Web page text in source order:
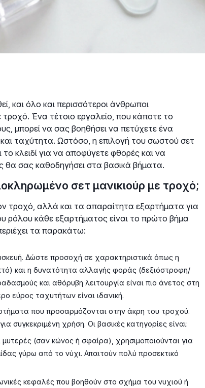
και όλο και περισσότεροι άνθρωποι
Ένα τέτοιο εργαλείο, που κάποτε το
μπορεί να σας βοηθήσει να πετύχετε ένα
ταχύτητα. Ωστόσο, η επιλογή του σωστού σετ
κλειδί για να αποφύγετε φθορές και να
θα σας καθοδηγήσει στα βασικά βήματα.
σετ μανικιούρ με τροχό;
τροχό, αλλά και τα απαραίτητα εξαρτήματα για
ρόλου κάθε εξαρτήματος είναι το πρώτο βήμα
τα παρακάτω:
Δώστε προσοχή σε χαρακτηριστικά όπως η
και η δυνατότητα αλλαγής φοράς (δεξιόστροφη/
και αθόρυβη λειτουργία είναι πιο άνετος στη
εύρος ταχυτήτων είναι ιδανική.
που προσαρμόζονται στην άκρη του τροχού.
συγκεκριμένη χρήση. Οι βασικές κατηγορίες είναι:
μυτερές (σαν κώνος ή σφαίρα), χρησιμοποιούνται για
γύρω από το νύχι. Απαιτούν πολύ προσεκτικό
κεφαλές που βοηθούν στο σχήμα του νυχιού ή